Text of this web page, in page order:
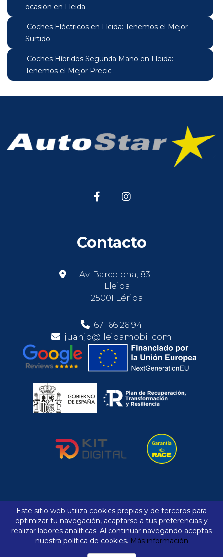
ocasión en Lleida
Coches Eléctricos en Lleida: Tenemos el Mejor
Surtido
Coches Híbridos Segunda Mano en Lleida:
Tenemos el Mejor Precio
Contacto
Av. Barcelona, 83 -
Lleida
25001 Lérida
671 66 26 94
juanjo@lleidamobil.com
Aviso legal
Política de cookies
Comparador
Favoritos
Declaración de Accesibilidad
Mapa web
Este sitio web utiliza cookies propias y de terceros para
optimizar tu navegación, adaptarse a tus preferencias y
realizar labores analíticas. Al continuar navegando aceptas
nuestra política de cookies. Más información